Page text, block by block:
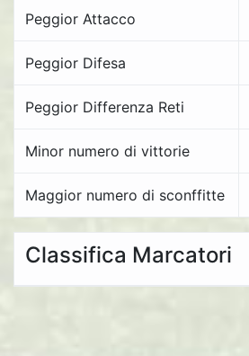
Peggior Attacco
Peggior Difesa
Peggior Differenza Reti
Minor numero di vittorie
Maggior numero di sconffitte
Classifica Marcatori